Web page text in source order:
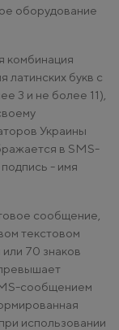
оборудование
комбинация
латинских букв с
3 и не более 11),
Украины
в SMS-
- имя
сообщение,
текстовом
70 знаков
сообщением
использовании